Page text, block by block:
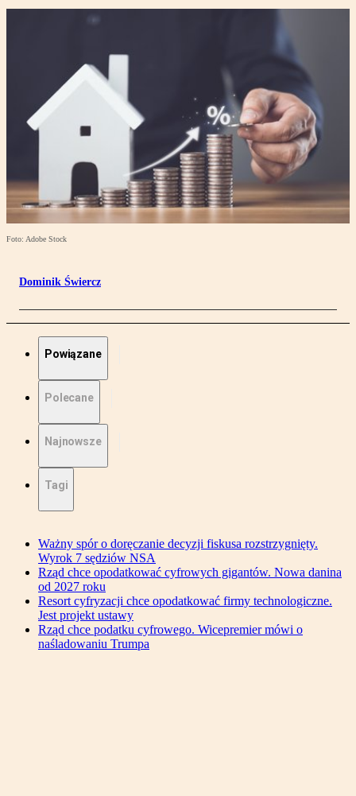
Foto: Adobe Stock
Dominik Świercz
Powiązane
Polecane
Najnowsze
Tagi
Ważny spór o doręczanie decyzji fiskusa rozstrzygnięty.
Wyrok 7 sędziów NSA
Rząd chce opodatkować cyfrowych gigantów. Nowa danina
od 2027 roku
Resort cyfryzacji chce opodatkować firmy technologiczne.
Jest projekt ustawy
Rząd chce podatku cyfrowego. Wicepremier mówi o
naśladowaniu Trumpa